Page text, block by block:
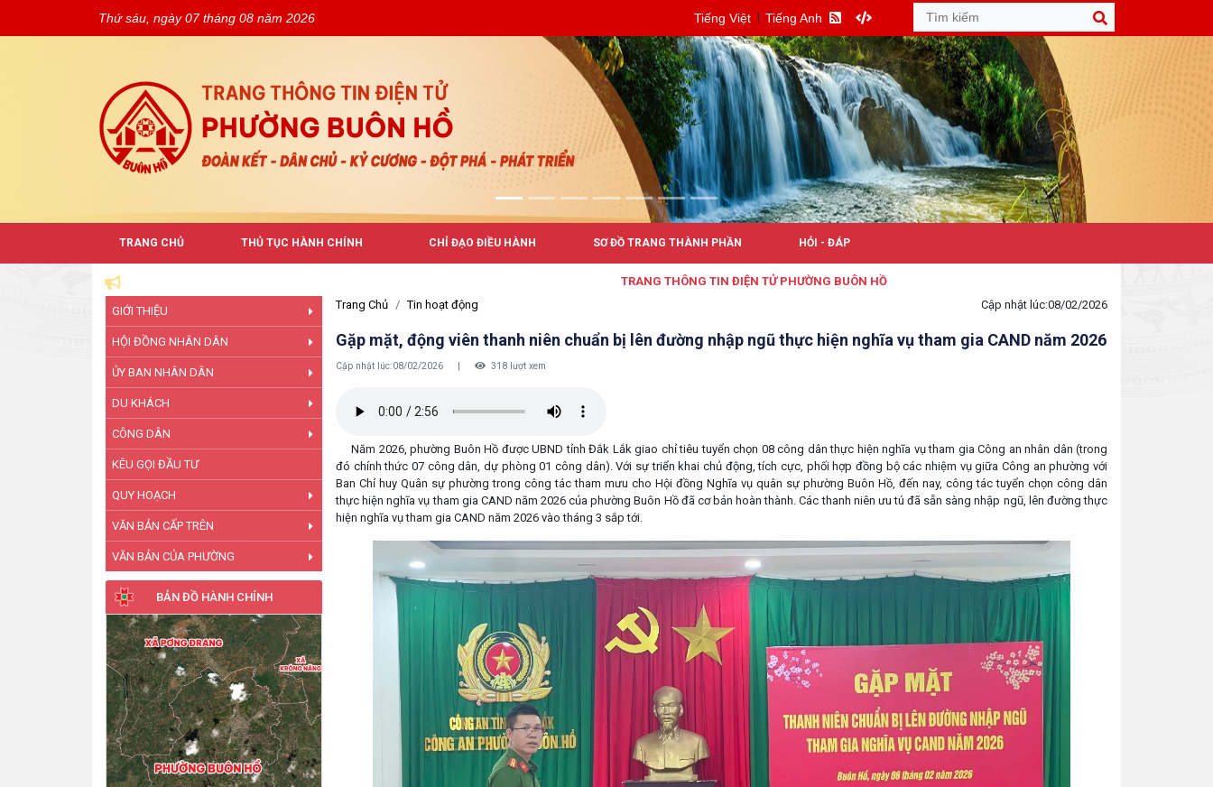
Thứ sáu, ngày 07 tháng 08 năm 2026 Tiếng Việt Tiếng Anh
TRANG CHỦ THỦ TỤC HÀNH CHÍNH CHỈ ĐẠO ĐIỀU HÀNH SƠ ĐỒ TRANG THÀNH PHẦN HỎI - ĐÁP
TRANG THÔNG TIN ĐIỆN TỬ PHƯỜNG BUÔN HỒ
GIỚI THIỆU
HỘI ĐỒNG NHÂN DÂN
ỦY BAN NHÂN DÂN
DU KHÁCH
CÔNG DÂN
KÊU GỌI ĐẦU TƯ
QUY HOẠCH
VĂN BẢN CẤP TRÊN
VĂN BẢN CỦA PHƯỜNG
BẢN ĐỒ HÀNH CHÍNH
Trang Chủ Tin hoạt động Cập nhật lúc:08/02/2026
Gặp mặt, động viên thanh niên chuẩn bị lên đường nhập ngũ thực hiện nghĩa vụ tham gia CAND năm 2026
Cập nhật lúc:08/02/2026 | 318 lượt xem
Năm 2026, phường Buôn Hồ được UBND tỉnh Đắk Lắk giao chỉ tiêu tuyển chọn 08 công dân thực hiện nghĩa vụ tham gia Công an nhân dân (trong
đó chính thức 07 công dân, dự phòng 01 công dân). Với sự triển khai chủ động, tích cực, phối hợp đồng bộ các nhiệm vụ giữa Công an phường với
Ban Chỉ huy Quân sự phường trong công tác tham mưu cho Hội đồng Nghĩa vụ quân sự phường Buôn Hồ, đến nay, công tác tuyển chọn công dân
thực hiện nghĩa vụ tham gia CAND năm 2026 của phường Buôn Hồ đã cơ bản hoàn thành. Các thanh niên ưu tú đã sẵn sàng nhập ngũ, lên đường thực
hiện nghĩa vụ tham gia CAND năm 2026 vào tháng 3 sắp tới.